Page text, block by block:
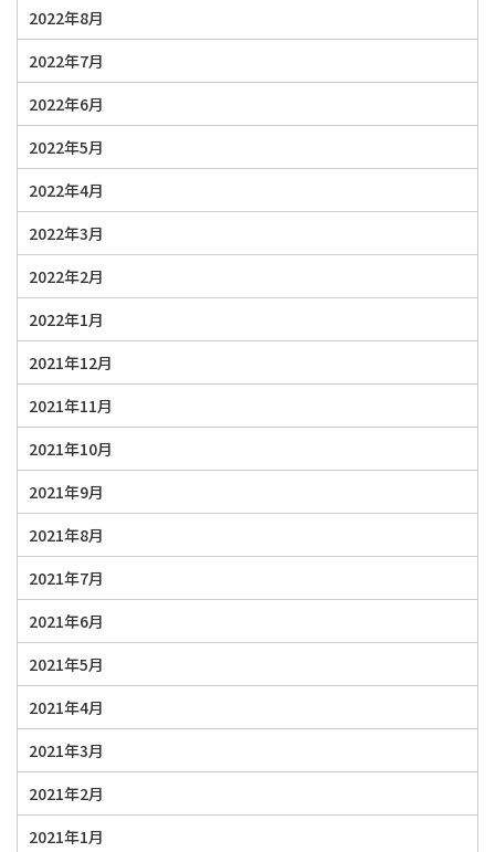
2022年8月
2022年7月
2022年6月
2022年5月
2022年4月
2022年3月
2022年2月
2022年1月
2021年12月
2021年11月
2021年10月
2021年9月
2021年8月
2021年7月
2021年6月
2021年5月
2021年4月
2021年3月
2021年2月
2021年1月